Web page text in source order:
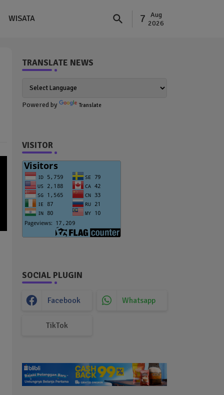
WISATA 7
Aug
2026
TRANSLATE NEWS
Powered by Translate
VISITOR
SOCIAL PLUGIN
Facebook Whatsapp
TikTok